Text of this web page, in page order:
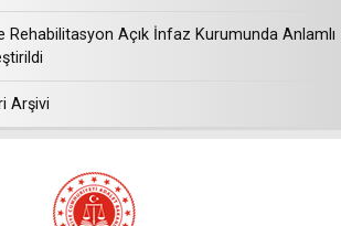
Rehabilitasyon Açık İnfaz Kurumunda Anlamlı
Arşivi